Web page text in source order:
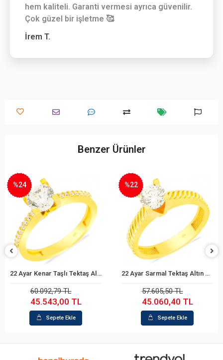
hem kaliteli. Garanti vermesi ayrıca güvenilir.
Çok güzel bir işletme 🥰
İrem T.
Benzer Ürünler
Sepete Ekle
22 Ayar Kenar Taşlı Tektaş Altın Yüzük
TL
TL
Sepete Ekle
Sepete Ekle
22 Ayar Sarmal Tektaş Altın Yüzük
57.605,50 TL
45.060,40 TL
Sepete Ekle
22